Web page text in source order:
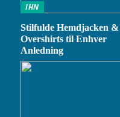
IHN
Stilfulde Hemdjacken &
Overshirts til Enhver
Anledning